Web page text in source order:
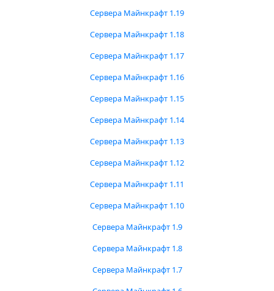
Сервера Майнкрафт 1.19
Сервера Майнкрафт 1.18
Сервера Майнкрафт 1.17
Сервера Майнкрафт 1.16
Сервера Майнкрафт 1.15
Сервера Майнкрафт 1.14
Сервера Майнкрафт 1.13
Сервера Майнкрафт 1.12
Сервера Майнкрафт 1.11
Сервера Майнкрафт 1.10
Сервера Майнкрафт 1.9
Сервера Майнкрафт 1.8
Сервера Майнкрафт 1.7